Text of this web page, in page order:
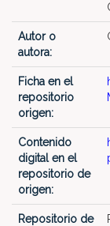
Autor o
autora:
Ficha en el
repositorio
origen:
Contenido
digital en el
repositorio de
origen:
Repositorio de